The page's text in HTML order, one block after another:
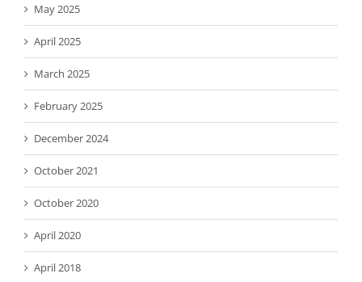
May 2025
April 2025
March 2025
February 2025
December 2024
October 2021
October 2020
April 2020
April 2018